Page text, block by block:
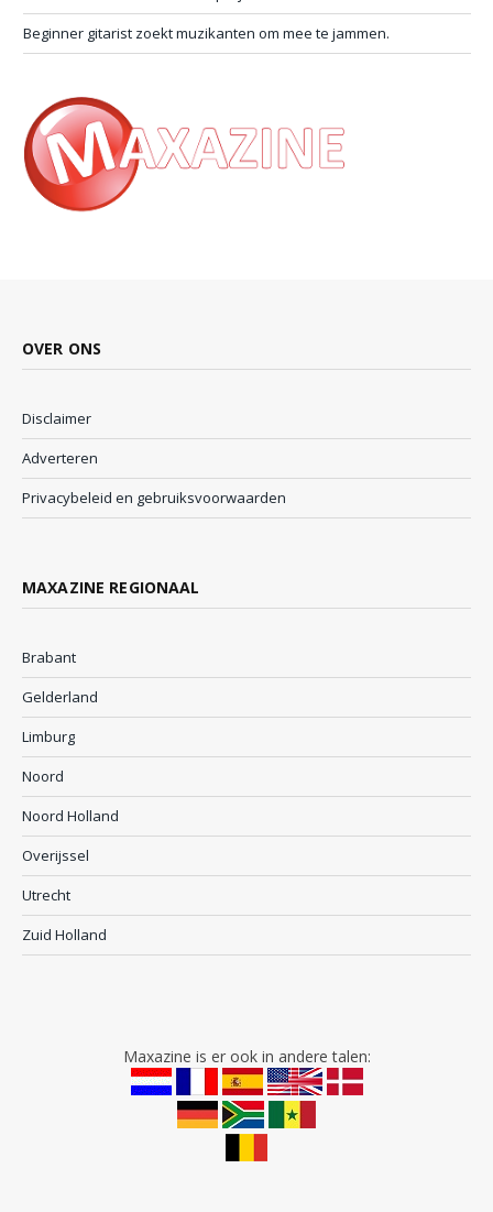
Beginner gitarist zoekt muzikanten om mee te jammen.
OVER ONS
Disclaimer
Adverteren
Privacybeleid en gebruiksvoorwaarden
MAXAZINE REGIONAAL
Brabant
Gelderland
Limburg
Noord
Noord Holland
Overijssel
Utrecht
Zuid Holland
Maxazine is er ook in andere talen: